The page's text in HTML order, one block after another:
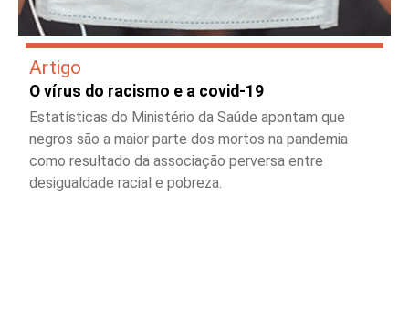
Artigo
O vírus do racismo e a covid-19
Estatísticas do Ministério da Saúde apontam que
negros são a maior parte dos mortos na pandemia
como resultado da associação perversa entre
desigualdade racial e pobreza.